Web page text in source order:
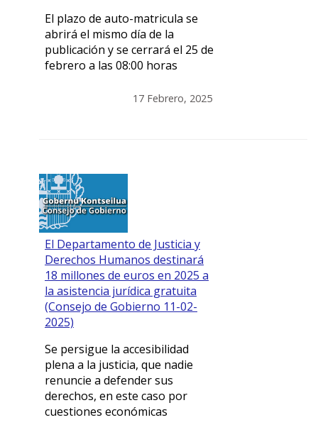
El plazo de auto-matricula se
abrirá el mismo día de la
publicación y se cerrará el 25 de
febrero a las 08:00 horas
17 Febrero, 2025
El Departamento de Justicia y
Derechos Humanos destinará
18 millones de euros en 2025 a
la asistencia jurídica gratuita
(Consejo de Gobierno 11-02-
2025)
Se persigue la accesibilidad
plena a la justicia, que nadie
renuncie a defender sus
derechos, en este caso por
cuestiones económicas